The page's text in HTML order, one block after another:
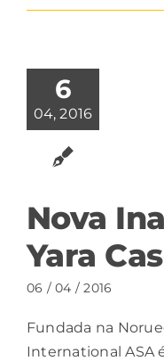
6
04, 2016
Nova
Yara
06 / 04 / 2016
Fundada na
International ASA